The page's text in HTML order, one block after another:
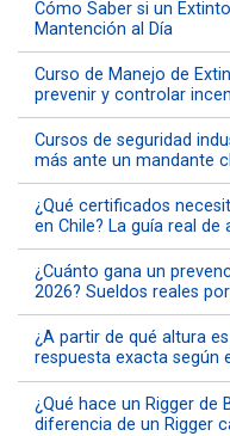
Cómo Saber si un
Mantención al Día
Curso de Manejo de
prevenir y controlar
Cursos de seguridad
más ante un mandante
¿Qué certificados
en Chile? La guía real
¿Cuánto gana un
2026? Sueldos reales
¿A partir de qué altura
respuesta exacta según
¿Qué hace un Rigger de
diferencia de un Rigger